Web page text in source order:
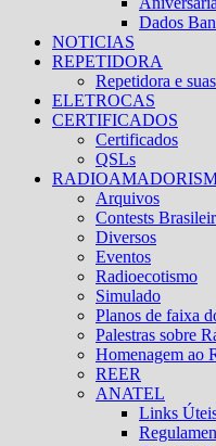
Dados
NOTICIAS
REPETIDORA
Repetidora e
ELETROCAS
CERTIFICADOS
Certificados
QSLs
Arquivos
Contests
Diversos
Eventos
Radioecotismo
Simulado
Planos de faixa
Palestras sobre
Homenagem ao
REER
ANATEL
Links